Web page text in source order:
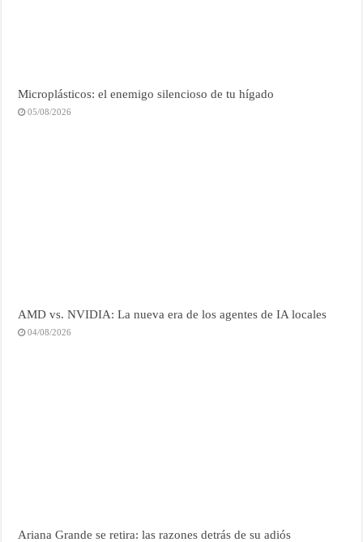
Microplásticos: el enemigo silencioso de tu hígado
05/08/2026
AMD vs. NVIDIA: La nueva era de los agentes de IA locales
04/08/2026
Ariana Grande se retira: las razones detrás de su adiós